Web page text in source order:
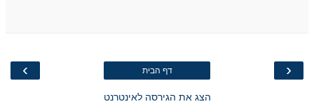
‹
› דף הבית
הצג את הגירסה לאינטרנט